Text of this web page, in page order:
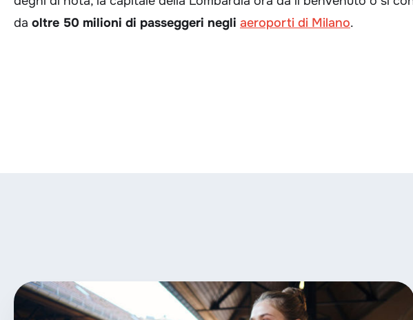
da oltre 50 milioni di passeggeri negli aeroporti di Milano.